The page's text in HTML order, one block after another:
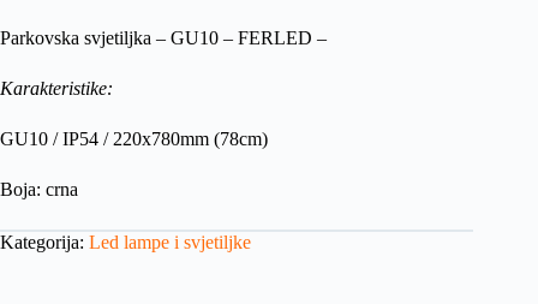
Parkovska svjetiljka – GU10 – FERLED –
Karakteristike:
GU10 / IP54 / 220x780mm (78cm)
Boja: crna
Kategorija: Led lampe i svjetiljke